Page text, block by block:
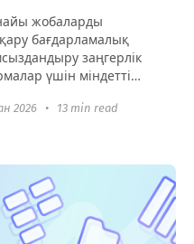
жобаларды
бағдарламалық
заңгерлік
үшін міндетті
бұл
сәйкестікті
2026 • 13 min read